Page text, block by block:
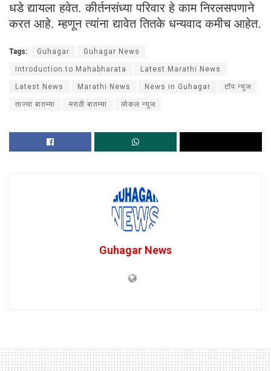
धडे द्यायला हवेत. कीर्तनसंध्या परिवार हे काम निरलसपणाने
करत आहे. म्हणून त्यांना द्यावेत तितके धन्यवाद कमीच आहेत.
Tags: Guhagar Guhagar News
Introduction to Mahabharata Latest Marathi News
Latest News Marathi News News in Guhagar टॉप न्युज
ताज्या बातम्या मराठी बातम्या लोकल न्युज
Guhagar News